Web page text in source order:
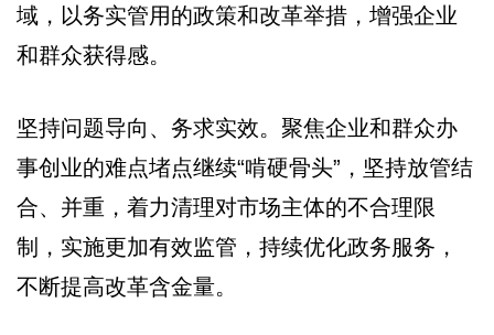
域，以务实管用的政策和改革举措，增强企业
和群众获得感。
坚持问题导向、务求实效。聚焦企业和群众办
事创业的难点堵点继续“啃硬骨头”，坚持放管结
合、并重，着力清理对市场主体的不合理限
制，实施更加有效监管，持续优化政务服务，
不断提高改革含金量。